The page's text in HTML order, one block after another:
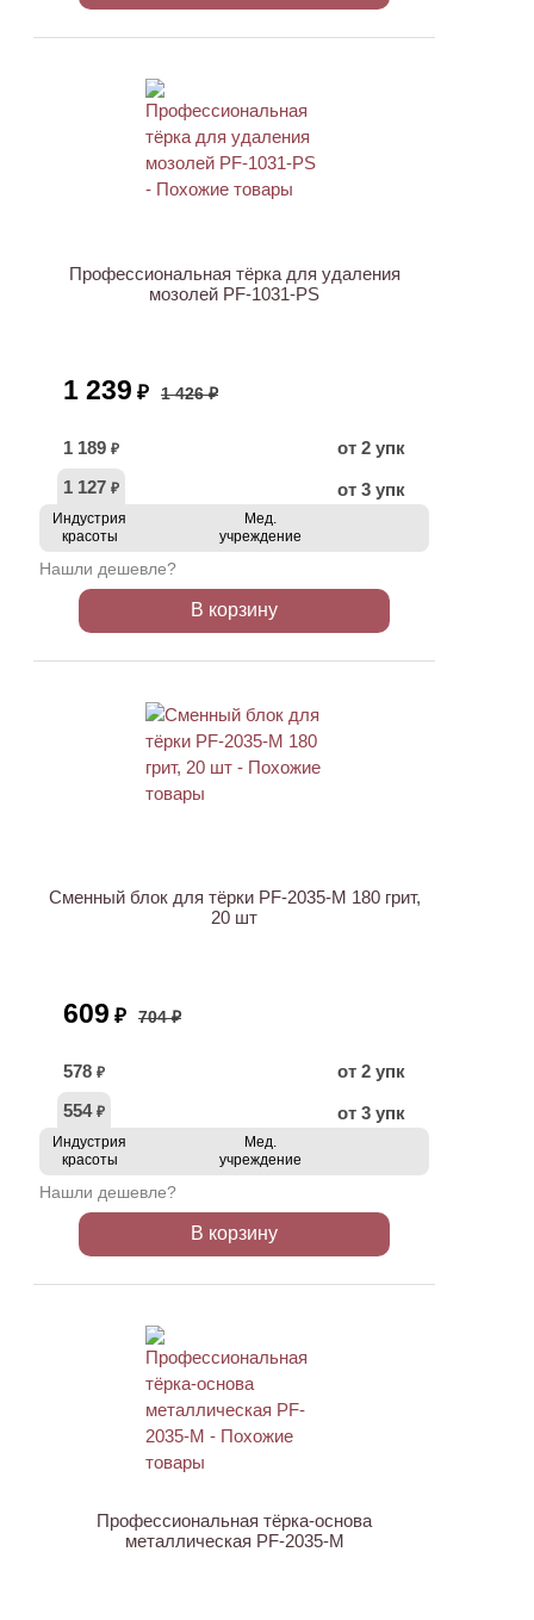
Профессиональная тёрка для удаления
мозолей PF-1031-PS
1 239 ₽ 1 426 ₽
1 189 ₽
от 2 упк
1 127 ₽ от 3 упк
Индустрия
красоты
Мед.
учреждение
Нашли дешевле?
В корзину
Сменный блок для тёрки PF-2035-M 180 грит,
20 шт
609 ₽ 704 ₽
578 ₽
от 2 упк
554 ₽ от 3 упк
Индустрия
красоты
Мед.
учреждение
Нашли дешевле?
В корзину
Профессиональная тёрка-основа
металлическая PF-2035-M